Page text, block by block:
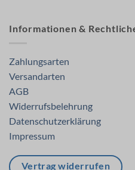
Informationen &
Zahlungsarten
Versandarten
AGB
Widerrufsbelehrung
Datenschutzerklärung
Impressum
Vertrag widerrufen